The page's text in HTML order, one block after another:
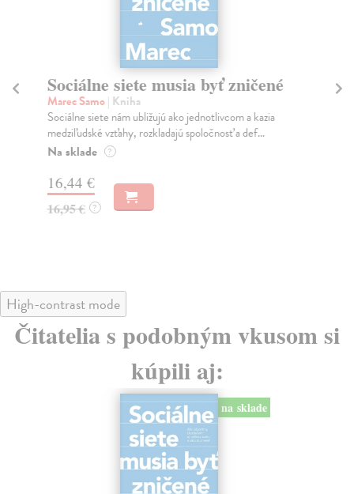
Sociálne siete musia byť zničené
Marec Samo| Kniha
Sociálne siete nám ubližujú ako jednotlivcom a kazia
medziľudské vzťahy, rozkladajú spoločnosť a def...
Na sklade ?
16,44 €
16,95 € ?
High-contrast mode
Čitatelia s podobným vkusom si
kúpili aj:
na sklade